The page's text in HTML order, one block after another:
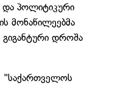
და პოლიტიკური
მონაწილეებმა
დროშა
"საქართველოს